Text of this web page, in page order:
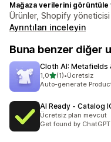
Mağaza verilerini görüntüle
Ürünler, Shopify yöneticisi
Ayrıntıları inceleyin
Buna benzer diğer
Cloth AI: Metafields
1,05 yıldız üzerinden
(1)
toplam 1 değerlendirme
•Ücretsiz
Auto-generate
AI Ready ‑ Catalog
Ücretsiz plan mevcut
Get found by